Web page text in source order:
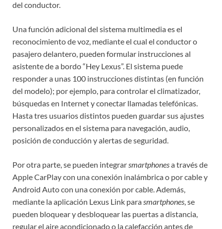
del conductor.
Una función adicional del sistema multimedia es el
reconocimiento de voz, mediante el cual el conductor o
pasajero delantero, pueden formular instrucciones al
asistente de a bordo “Hey Lexus”. El sistema puede
responder a unas 100 instrucciones distintas (en función
del modelo); por ejemplo, para controlar el climatizador,
búsquedas en Internet y conectar llamadas telefónicas.
Hasta tres usuarios distintos pueden guardar sus ajustes
personalizados en el sistema para navegación, audio,
posición de conducción y alertas de seguridad.
Por otra parte, se pueden integrarsmartphonesa través de
Apple CarPlay con una conexión inalámbrica o por cable y
Android Auto con una conexión por cable. Además,
mediante la aplicación Lexus Link parasmartphones, se
pueden bloquear y desbloquear las puertas a distancia,
regular el aire acondicionado o la calefacción antes de